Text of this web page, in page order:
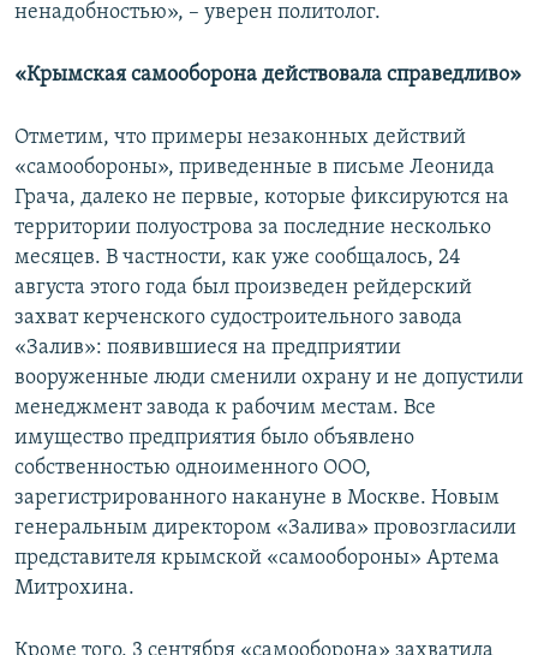
ненадобностью», – уверен политолог.
«Крымская самооборона действовала справедливо»
Отметим, что примеры незаконных действий
«самообороны», приведенные в письме Леонида
Грача, далеко не первые, которые фиксируются на
территории полуострова за последние несколько
месяцев. В частности, как уже сообщалось, 24
августа этого года был произведен рейдерский
захват керченского судостроительного завода
«Залив»: появившиеся на предприятии
вооруженные люди сменили охрану и не допустили
менеджмент завода к рабочим местам. Все
имущество предприятия было объявлено
собственностью одноименного ООО,
зарегистрированного накануне в Москве. Новым
генеральным директором «Залива» провозгласили
представителя крымской «самообороны» Артема
Митрохина.